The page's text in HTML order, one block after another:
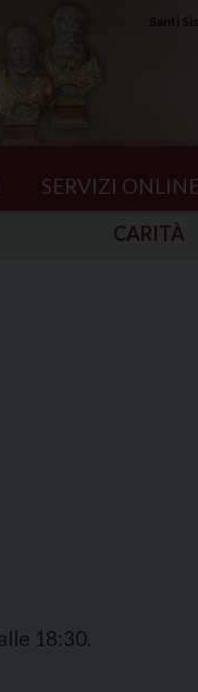
Santi
SERVIZI ONLINE
CARITÀ
18:30.